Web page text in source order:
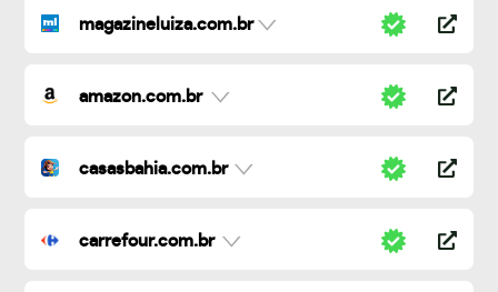
magazineluiza.com.br
amazon.com.br
casasbahia.com.br
carrefour.com.br